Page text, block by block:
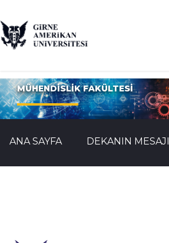
MÜHENDİSLİK FAKÜLTESİ
ANA SAYFA DEKANIN MESAJI